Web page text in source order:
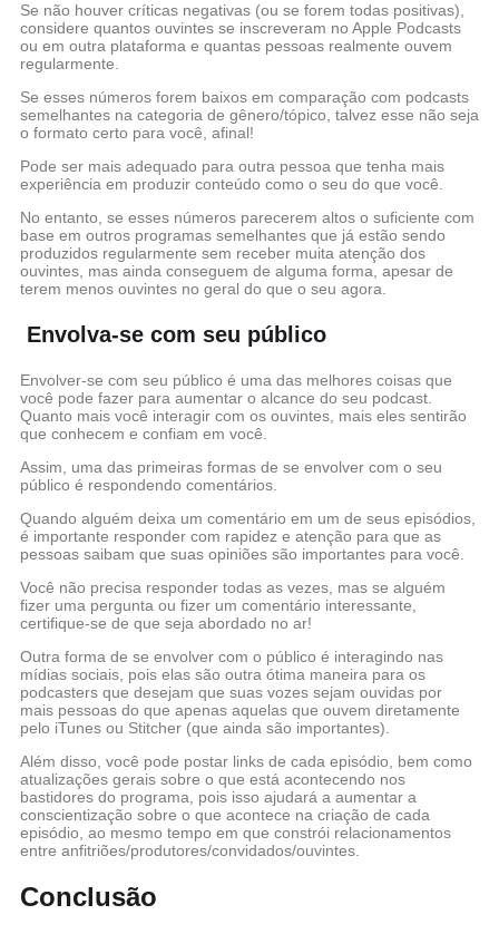
Se não houver críticas negativas (ou se forem todas positivas),
considere quantos ouvintes se inscreveram no Apple Podcasts
ou em outra plataforma e quantas pessoas realmente ouvem
regularmente.
Se esses números forem baixos em comparação com podcasts
semelhantes na categoria de gênero/tópico, talvez esse não seja
o formato certo para você, afinal!
Pode ser mais adequado para outra pessoa que tenha mais
experiência em produzir conteúdo como o seu do que você.
No entanto, se esses números parecerem altos o suficiente com
base em outros programas semelhantes que já estão sendo
produzidos regularmente sem receber muita atenção dos
ouvintes, mas ainda conseguem de alguma forma, apesar de
terem menos ouvintes no geral do que o seu agora.
Envolva-se com seu público
Envolver-se com seu público é uma das melhores coisas que
você pode fazer para aumentar o alcance do seu podcast.
Quanto mais você interagir com os ouvintes, mais eles sentirão
que conhecem e confiam em você.
Assim, uma das primeiras formas de se envolver com o seu
público é respondendo comentários.
Quando alguém deixa um comentário em um de seus episódios,
é importante responder com rapidez e atenção para que as
pessoas saibam que suas opiniões são importantes para você.
Você não precisa responder todas as vezes, mas se alguém
fizer uma pergunta ou fizer um comentário interessante,
certifique-se de que seja abordado no ar!
Outra forma de se envolver com o público é interagindo nas
mídias sociais, pois elas são outra ótima maneira para os
podcasters que desejam que suas vozes sejam ouvidas por
mais pessoas do que apenas aquelas que ouvem diretamente
pelo iTunes ou Stitcher (que ainda são importantes).
Além disso, você pode postar links de cada episódio, bem como
atualizações gerais sobre o que está acontecendo nos
bastidores do programa, pois isso ajudará a aumentar a
conscientização sobre o que acontece na criação de cada
episódio, ao mesmo tempo em que constrói relacionamentos
entre anfitriões/produtores/convidados/ouvintes.
Conclusão